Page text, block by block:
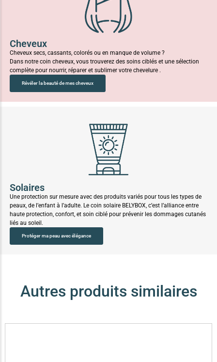
Cheveux
Cheveux secs, cassants, colorés ou en manque de volume ?
Dans notre coin cheveux, vous trouverez des soins ciblés et une sélection
complète pour nourrir, réparer et sublimer votre chevelure .
Révéler la beauté de mes cheveux
Solaires
Une protection sur mesure avec des produits variés pour tous les types de
peaux, de l’enfant à l’adulte. Le coin solaire BELYBOX, c’est l’alliance entre
haute protection, confort, et soin ciblé pour prévenir les dommages cutanés
liés au soleil.
Protéger ma peau avec élégance
Autres produits similaires